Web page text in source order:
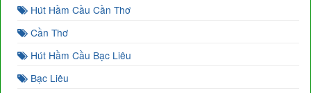
Hút Hầm Cầu Cần Thơ
Cần Thơ
Hút Hầm Cầu Bạc Liêu
Bạc Liêu